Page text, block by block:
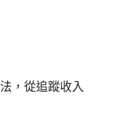
，從追蹤收入